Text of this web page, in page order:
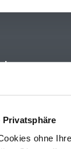
Privatsphäre
ohne